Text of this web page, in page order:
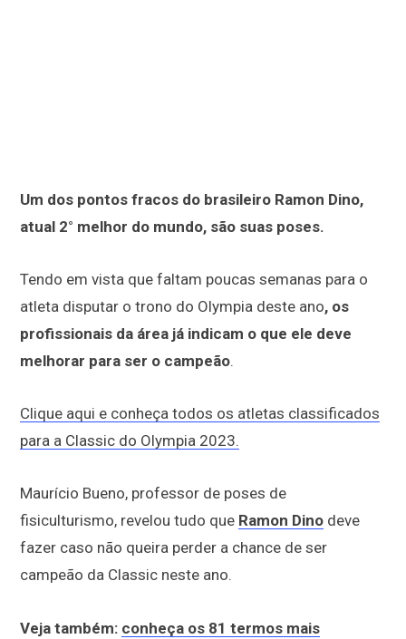
Um dos pontos fracos do brasileiro Ramon Dino,
atual 2° melhor do mundo, são suas poses.
Tendo em vista que faltam poucas semanas para o
atleta disputar o trono do Olympia deste ano, os
profissionais da área já indicam o que ele deve
melhorar para ser o campeão.
Clique aqui e conheça todos os atletas classificados
para a Classic do Olympia 2023.
Maurício Bueno, professor de poses de
fisiculturismo, revelou tudo que Ramon Dino deve
fazer caso não queira perder a chance de ser
campeão da Classic neste ano.
Veja também: conheça os 81 termos mais